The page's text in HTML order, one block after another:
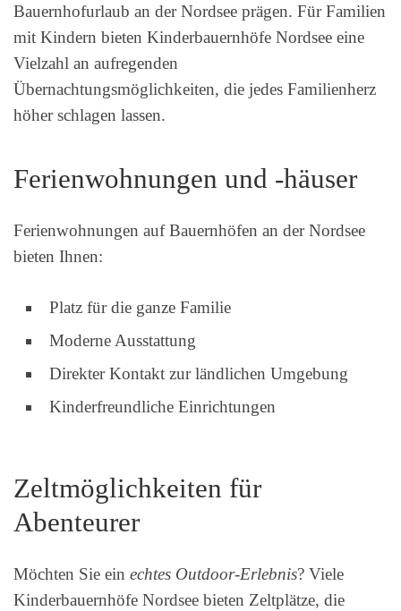
Bauernhofurlaub an der Nordsee prägen. Für Familien
mit Kindern bieten Kinderbauernhöfe Nordsee eine
Vielzahl an aufregenden
Übernachtungsmöglichkeiten, die jedes Familienherz
höher schlagen lassen.
Ferienwohnungen und -häuser
Ferienwohnungen auf Bauernhöfen an der Nordsee
bieten Ihnen:
Platz für die ganze Familie
Moderne Ausstattung
Direkter Kontakt zur ländlichen Umgebung
Kinderfreundliche Einrichtungen
Zeltmöglichkeiten für
Abenteurer
Möchten Sie ein echtes Outdoor-Erlebnis? Viele
Kinderbauernhöfe Nordsee bieten Zeltplätze, die